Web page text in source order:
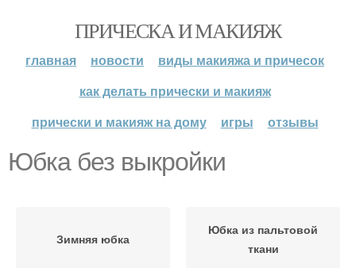
ПРИЧЕСКА И МАКИЯЖ
главная новости
виды макияжа и причесок
как делать прически и макияж
прически и макияж на дому
игры отзывы
Юбка без выкройки
Зимняя юбка
Юбка из пальтовой
ткани